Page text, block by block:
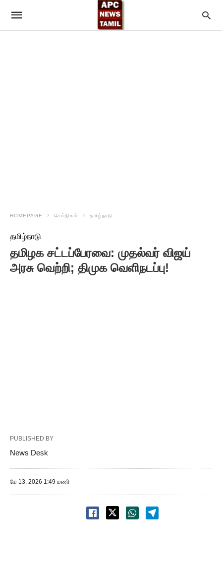
HOMEPAGE செய்திகள் தமிழ்நாடு
தமிழ்நாடு
தமிழக சட்டப்பேரவை: முதல்வர் விஜய்
அரசு வெற்றி; திமுக வெளிநடப்பு!
PUBLISHED BY
News Desk
மே 13, 2026 1:49 மணி